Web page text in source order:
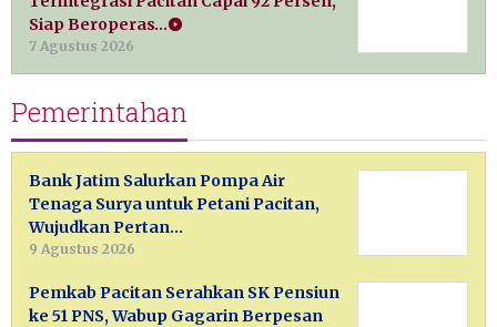
Siap Beroperas…
7 Agustus 2026
Pemerintahan
Bank Jatim Salurkan Pompa Air
Tenaga Surya untuk Petani Pacitan,
Wujudkan Pertan…
9 Agustus 2026
Pemkab Pacitan Serahkan SK Pensiun
ke 51 PNS, Wabup Gagarin Berpesan